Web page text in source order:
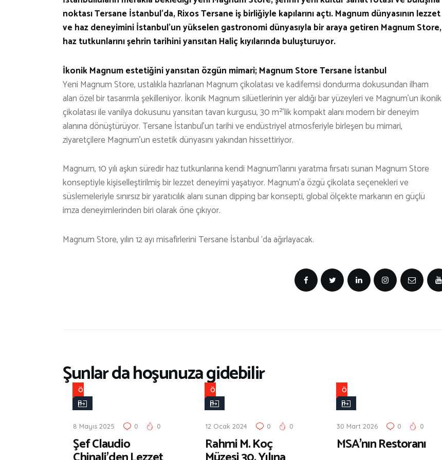
noktası Tersane İstanbul’da, Rixos Tersane iş birliğiyle kapılarını açtı. Magnum dünyasının lezzet
ve haz deneyimini İstanbul’un yükselen gastronomi dünyasıyla bir araya getiren Magnum Store,
haz tutkunlarını şehrin tarihini yansıtan Haliç kıyılarında buluşturuyor.
İkonik Magnum estetiğini yansıtan özgün mimari; Magnum Store Tersane İstanbul
Yeni Magnum Store, ustalıkla hazırlanan Magnum çikolatası ve kadifemsi dondurma dokusundan ilham
alan özel bir tasarımla şekilleniyor. İkonik Magnum silüetlerinin yer aldığı bar yüzeyleri ve Magnum’un ikonik
çikolatası ile vanilya dokusunu yansıtan tavan kurgusu, 30 m²’lik kompakt alanı modern bir deneyim
alanına dönüştürüyor. Tersane İstanbul’un tarihi ve endüstriyel atmosferiyle birleşen bu mimari,
ziyaretçilere Magnum’un estetik dünyasını yakından hissettiriyor.
Magnum, 10 yılı aşkın süredir haz tutkunlarına kendi Magnum’larını yaratma fırsatı sunan Magnum Store
konseptiyle kişiselleştirilmiş bir lezzet deneyimi yaşatıyor. Magnum’a özgü çikolata seçenekleri ve
süslemeleriyle sınırsız bir yaratıcılık alanı sunan dipping bar konsepti, global ölçekte markanın en güçlü
imza deneyimlerinden biri olarak öne çıkıyor.
Magnum Store, yılın 12 ayı misafirlerini Tersane İstanbul ‘da ağırlayacak.
Şunlar da hoşunuza gidebilir
Ö
n
r
i
8 Mayıs 2025 0 0
Şef Claudio
Ö
n
r
i
12 Ocak 2024 0 0
Rahmi M. Koç
Ö
n
r
i
30 Mart 2026 0 0
MSA’nın Restoranı